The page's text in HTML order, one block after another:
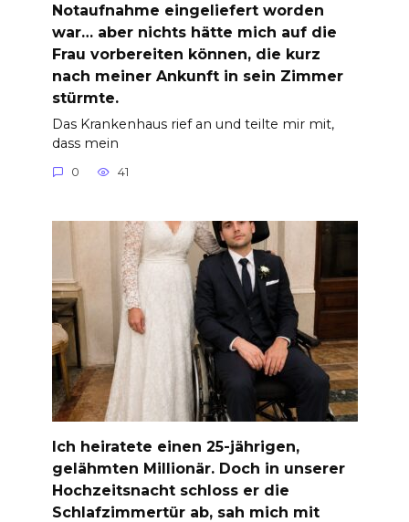
Notaufnahme eingeliefert worden
war… aber nichts hätte mich auf die
Frau vorbereiten können, die kurz
nach meiner Ankunft in sein Zimmer
stürmte.
Das Krankenhaus rief an und teilte mir mit,
dass mein
0 41
Ich heiratete einen 25-jährigen,
gelähmten Millionär. Doch in unserer
Hochzeitsnacht schloss er die
Schlafzimmertür ab, sah mich mit